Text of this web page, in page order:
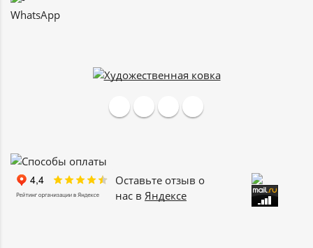
WhatsApp
Оставьте отзыв о
нас в Яндексе